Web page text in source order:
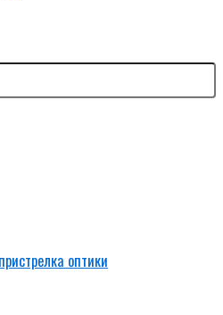
оптики